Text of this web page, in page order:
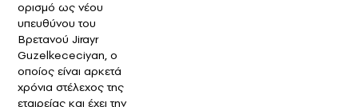
ορισμό ως νέου
υπευθύνου του
Βρετανού Jirayr
Guzelkececiyan, ο
οποίος είναι αρκετά
χρόνια στέλεχος της
εταιρείας και έχει την